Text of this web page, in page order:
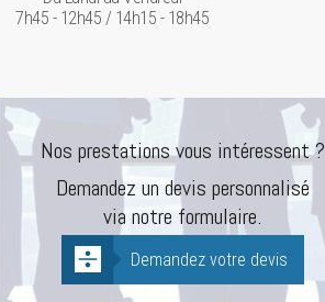
7h45 - 12h45 / 14h15 - 18h45
Nos prestations vous intéressent ?
Demandez un devis personnalisé
via notre formulaire.
Demandez votre devis